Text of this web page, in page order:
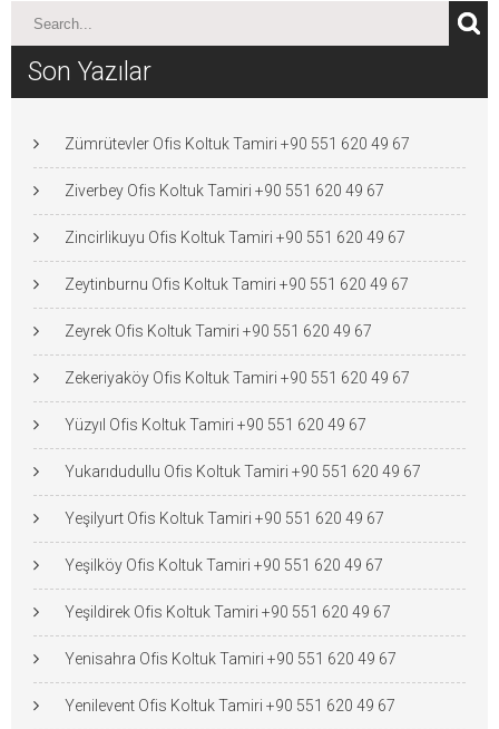
Son Yazılar
Zümrütevler Ofis Koltuk Tamiri +90 551 620 49 67
Ziverbey Ofis Koltuk Tamiri +90 551 620 49 67
Zincirlikuyu Ofis Koltuk Tamiri +90 551 620 49 67
Zeytinburnu Ofis Koltuk Tamiri +90 551 620 49 67
Zeyrek Ofis Koltuk Tamiri +90 551 620 49 67
Zekeriyaköy Ofis Koltuk Tamiri +90 551 620 49 67
Yüzyıl Ofis Koltuk Tamiri +90 551 620 49 67
Yukarıdudullu Ofis Koltuk Tamiri +90 551 620 49 67
Yeşilyurt Ofis Koltuk Tamiri +90 551 620 49 67
Yeşilköy Ofis Koltuk Tamiri +90 551 620 49 67
Yeşildirek Ofis Koltuk Tamiri +90 551 620 49 67
Yenisahra Ofis Koltuk Tamiri +90 551 620 49 67
Yenilevent Ofis Koltuk Tamiri +90 551 620 49 67